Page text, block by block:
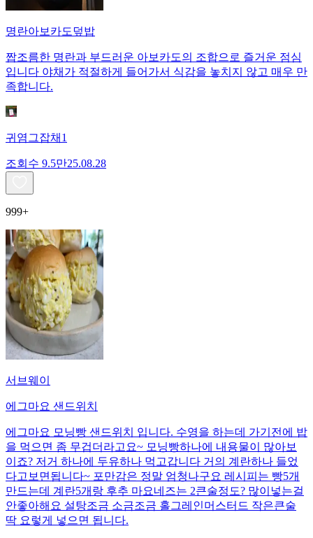
명란아보카도덮밥
짭조름한 명란과 부드러운 아보카도의 조합으로 즐거운 점심
입니다 야채가 적절하게 들어가서 식감을 놓치지 않고 매우 만
족합니다.
귀염그잡채1
조회수 9.5만25.08.28
999+
서브웨이
에그마요 샌드위치
에그마요 모닝빵 샌드위치 입니다. 수영을 하는데 가기전에 밥
을 먹으면 좀 무겁더라고요~ 모닝빵하나에 내용물이 많아보
이죠? 저거 하나에 두유하나 먹고갑니다 거의 계란하나 들었
다고보면됩니다~ 포만감은 정말 엄청나구요 레시피는 빵5개
만드는데 계란5개랑 후추 마요네즈는 2큰술정도? 많이넣는걸
안좋아해요 설탕조금 소금조금 홀그레인머스터드 작은큰술
딱 요렇게 넣으면 됩니다.